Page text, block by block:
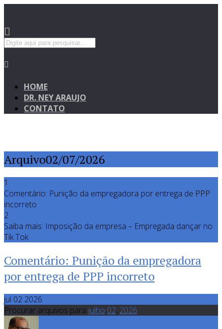
HOME
DR. NEY ARAUJO
CONTATO
Arquivo02/07/2026
1
Comentário: Punição da empregadora por entrega de PPP
incorreto
2
Saiba mais: Imposição da empresa – Empregada dançar no
Tik Tok
Comentário: Punição da empregadora
por entrega de PPP incorreto
jul 02 2026
Procurar arquivos para julho 02, 2026